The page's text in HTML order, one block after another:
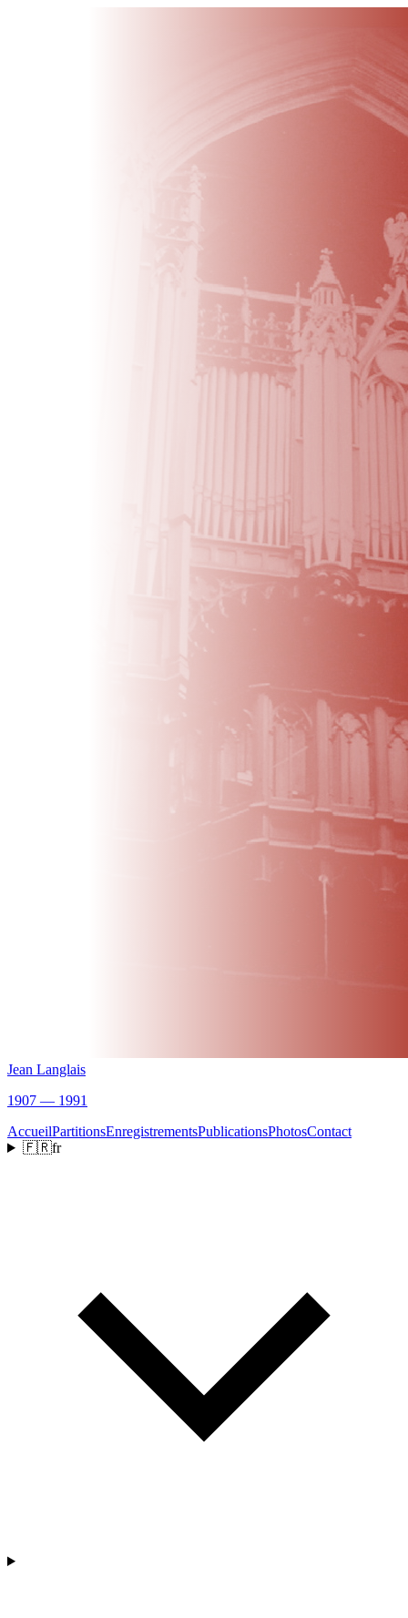
Jean Langlais
1907 — 1991
AccueilPartitionsEnregistrementsPublicationsPhotosContact
🇫🇷fr